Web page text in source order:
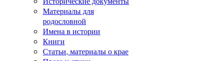
Материалы для
родословной
Имена в истории
Книги
Статьи, материалы о крае